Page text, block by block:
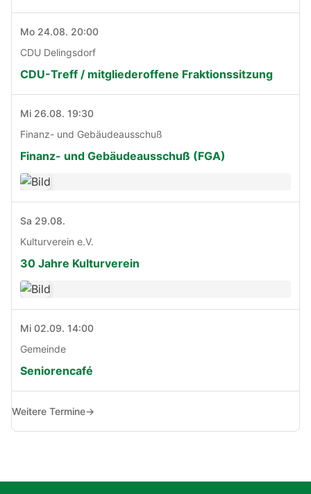
Mo 24.08. 20:00
CDU Delingsdorf
CDU-Treff / mitgliederoffene Fraktionssitzung
Mi 26.08. 19:30
Finanz- und Gebäudeausschuß
Finanz- und Gebäudeausschuß (FGA)
Sa 29.08.
Kulturverein e.V.
30 Jahre Kulturverein
Mi 02.09. 14:00
Gemeinde
Seniorencafé
Weitere Termine→